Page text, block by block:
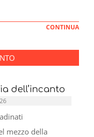
CONTINUA
dell’incanto
mezzo della